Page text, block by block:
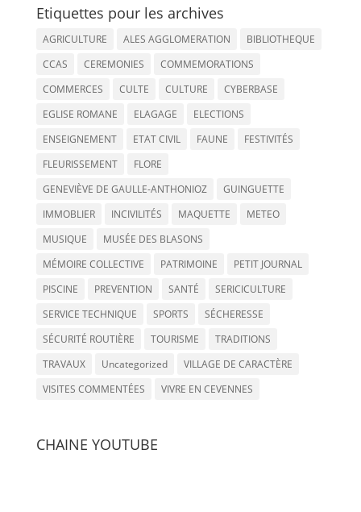
Etiquettes pour les archives
AGRICULTURE ALES AGGLOMERATION
BIBLIOTHEQUE
CCAS
CEREMONIES
COMMEMORATIONS
COMMERCES
CULTE CULTURE
CYBERBASE
EGLISE ROMANE
ELAGAGE
ELECTIONS
ENSEIGNEMENT
ETAT CIVIL FAUNE
FESTIVITÉS
FLEURISSEMENT
FLORE
GENEVIÈVE DE GAULLE-ANTHONIOZ
GUINGUETTE
IMMOBLIER
INCIVILITÉS MAQUETTE
METEO
MUSIQUE
MUSÉE DES BLASONS
MÉMOIRE COLLECTIVE
PATRIMOINE
PETIT JOURNAL
PISCINE
PREVENTION SANTÉ
SERICICULTURE
SERVICE TECHNIQUE
SPORTS
SÉCHERESSE
SÉCURITÉ ROUTIÈRE
TOURISME
TRADITIONS
TRAVAUX
Uncategorized
VILLAGE DE CARACTÈRE
VISITES COMMENTÉES
VIVRE EN CEVENNES
CHAINE YOUTUBE